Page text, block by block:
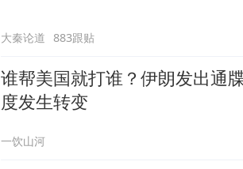
大秦论道 883跟贴
谁帮美国就打谁？伊朗发出通
度发生转变
一饮山河